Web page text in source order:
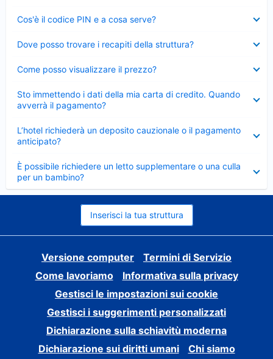
Cos'è il codice PIN e a cosa serve?
chiuso
Dove posso trovare i recapiti della struttura?
chiuso
Come posso visualizzare il prezzo?
chiuso
Sto immettendo i dati della mia carta di credito. Quando
avverrà il pagamento?
chiuso
L’hotel richiederà un deposito cauzionale o il pagamento
anticipato?
chiuso
È possibile richiedere un letto supplementare o una culla
per un bambino?
Elemento
chiuso
Inserisci la tua struttura
Versione computer
Termini di Servizio
Come lavoriamo
Informativa sulla privacy
Gestisci le impostazioni sui cookie
Gestisci i suggerimenti personalizzati
Dichiarazione sulla schiavitù moderna
Dichiarazione sui diritti umani
Chi siamo